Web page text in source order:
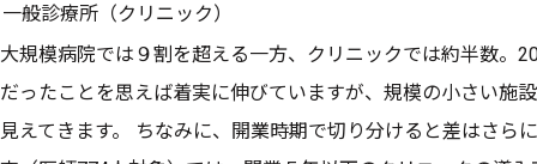
一般診療所（クリニック）
大規模病院では９割を超える一方、クリニックでは約半数。
だったことを思えば着実に伸びていますが、規模の小さい施
見えてきます。 ちなみに、開業時期で切り分けると差はさら